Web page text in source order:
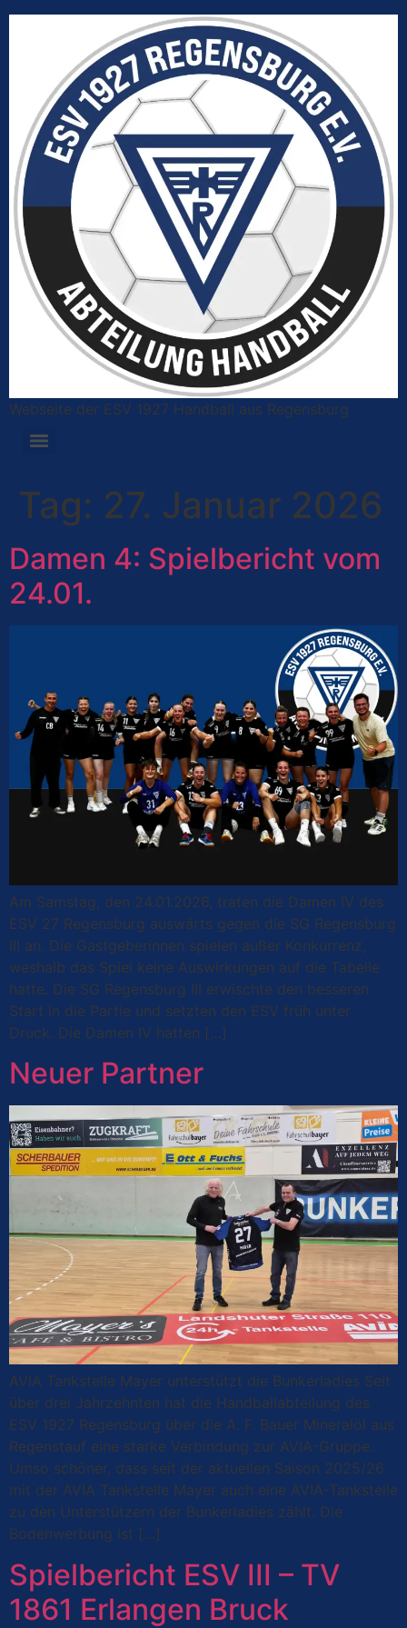
Webseite der ESV 1927 Handball aus Regensburg
Tag: 27. Januar 2026
Damen 4: Spielbericht vom
24.01.
Am Samstag, den 24.01.2026, traten die Damen IV des
ESV 27 Regensburg auswärts gegen die SG Regensburg
III an. Die Gastgeberinnen spielen außer Konkurrenz,
weshalb das Spiel keine Auswirkungen auf die Tabelle
hatte. Die SG Regensburg III erwischte den besseren
Start in die Partie und setzten den ESV früh unter
Druck. Die Damen IV hatten […]
Neuer Partner
AVIA Tankstelle Mayer unterstützt die Bunkerladies Seit
über drei Jahrzehnten hat die Handballabteilung des
ESV 1927 Regensburg über die A. F. Bauer Mineralöl aus
Regenstauf eine starke Verbindung zur AVIA-Gruppe.
Umso schöner, dass seit der aktuellen Saison 2025/26
mit der AVIA Tankstelle Mayer auch eine AVIA-Tankstelle
zu den Unterstützern der Bunkerladies zählt. Die
Bodenwerbung ist […]
Spielbericht ESV III – TV
1861 Erlangen Bruck